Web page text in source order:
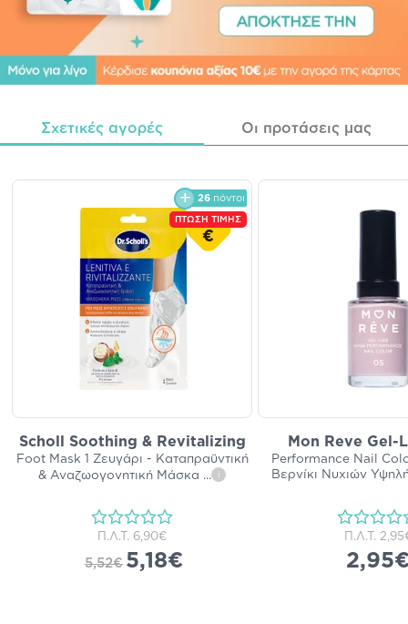
Σχετικές αγορές Οι προτάσεις μας
26 πόντοι
ΠΤΩΣΗ ΤΙΜΗΣ
€
Scholl Soothing & Revitalizing
Foot Mask 1 Ζευγάρι - Καταπραϋντική
& Αναζωογονητική Μάσκα ... i
Π.Λ.Τ. 6,90€
5,52€ 5,18€
Mon Reve Gel-
Performance Nail
Βερνίκι Νυχιών
Π.Λ.Τ.